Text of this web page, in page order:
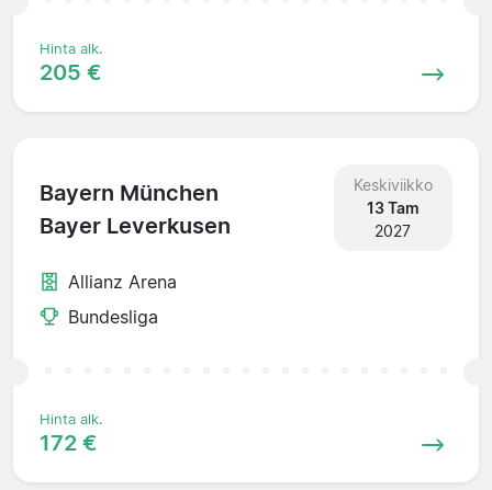
Hinta alk.
205 €
Bayern München
Bayer Leverkusen
Keskiviikko
13 Tam
2027
Allianz Arena
Bundesliga
Hinta alk.
172 €